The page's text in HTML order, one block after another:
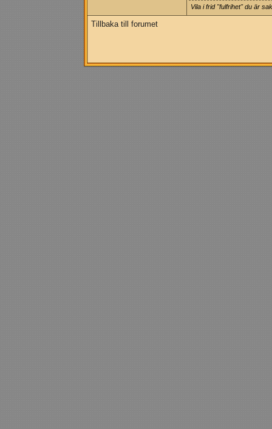
Vila i frid "fulfrihet" du är
Tillbaka till forumet